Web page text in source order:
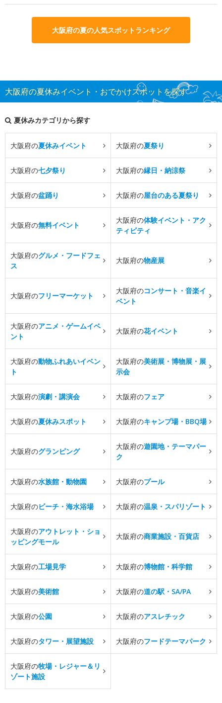
大阪府の夏の人気スポットランキング
大阪府の夏休みイベント・おでかけスポットを探す
夏休みカテゴリから探す
大阪府の夏休みイベント 大阪府の夏祭り
大阪府の七夕祭り 大阪府の縁日・納涼祭
大阪府の盆踊り 大阪府の屋台のある夏祭り
大阪府の無料イベント
大阪府の体験イベント・アク
ティビティ
大阪府のグルメ・フードフェ
ス
大阪府の物産展
大阪府のフリーマーケット
大阪府のコンサート・音楽イ
ベント
大阪府のアニメ・ゲームイベ
ント
大阪府の花イベント
大阪府の動物ふれあいイベン
ト
大阪府の美術展・博物展・展
示会
大阪府の演劇・講演会 大阪府のフェア
大阪府の夏休みスポット 大阪府のキャンプ場・BBQ場
大阪府のグランピング
大阪府の遊園地・テーマパー
ク
大阪府の水族館・動物園 大阪府のプール
大阪府のビーチ・海水浴場 大阪府の温泉・スパリゾート
大阪府のアウトレット・ショ
ッピングモール
大阪府の商業施設・百貨店
大阪府の工場見学 大阪府の博物館・科学館
大阪府の美術館 大阪府の道の駅・SA/PA
大阪府の公園 大阪府のアスレチック
大阪府のタワー・展望施設 大阪府のフードテーマパーク
大阪府の牧場・レジャー＆リ
ゾート施設